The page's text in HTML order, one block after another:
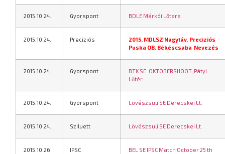
2015.10.24. Gyorspont BDLE Márkói Lőtere
2015.10.24. Preciziós
2015. MDLSZ Nagytáv. Preciziós
Puska OB. Békéscsaba Nevezés
2015.10.24. Gyorspont
BTK SE. OKTOBERSHOOT, Pátyi
Lőtér
2015.10.24. Gyorspont Lövészsuli SE Derecskei Lt.
2015.10.24. Sziluett Lövészsuli SE Derecskei Lt.
2015.10.26. IPSC
BEL SE IPSC Match October 25 th